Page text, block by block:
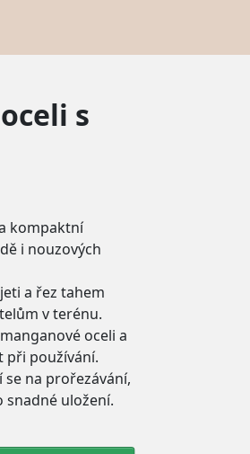
s
kompaktní
i nouzových
a řez tahem
v terénu.
oceli a
používání.
se na prořezávání,
snadné uložení.